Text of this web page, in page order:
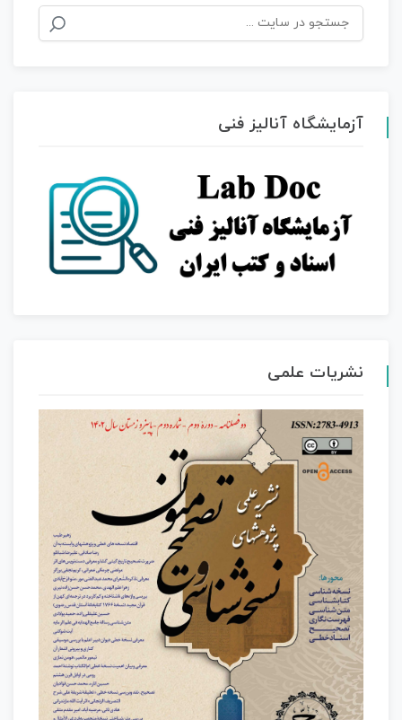
جستجو
برای:
آزمایشگاه آنالیز فنی
نشریات علمی